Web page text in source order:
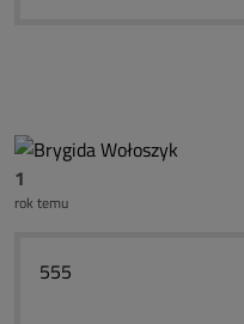
1
rok temu
555